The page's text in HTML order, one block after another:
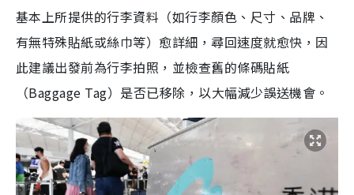
基本上所提供的行李資料（如行李顏色、尺寸、品牌、
有無特殊貼紙或絲巾等）愈詳細，尋回速度就愈快，因
此建議出發前為行李拍照，並檢查舊的條碼貼紙
（Baggage Tag）是否已移除，以大幅減少誤送機會。